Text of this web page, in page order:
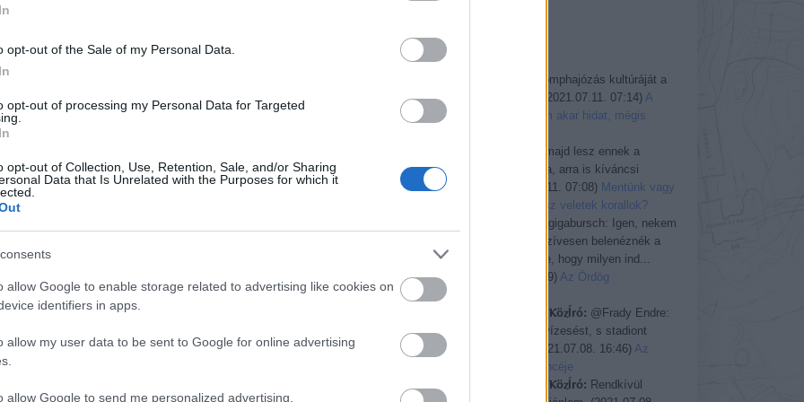
opt-out of the Sale of my Personal Data.
opt-out of processing my Personal Data for Targeted
opt-out of Collection, Use, Retention, Sale, and/or Sharing
Data that Is Unrelated with the Purposes for which it
allow Google to enable storage related to advertising like cookies on
identifiers in apps.
allow my user data to be sent to Google for online advertising
allow Google to send me personalized advertising.
TI MONDTÁTOK
A komphajózás kultúráját a
2021.07.11. 07:14) A
sziget, amely nem akar hidat, mégis
Ha majd lesz ennek a
cikknek folytatása, arra is kíváncsi
2021.07.11. 07:08) Mentünk vagy
pusztítunk: mi lesz veletek korallok?
@gigabursch: Igen, nekem
is felugrott ma. Szívesen belenéznék a
blog.hu endzsinbe, hogy milyen ind...
2021.07.08. 20:19) Az Ördög
ⲘⲁⲭѴⲁl ⲂⲓrⲥⲁⲘⲁⲛ ⲔöⲍÍró: @Frady Endre:
Zorbán ellopta a vízesést, s stadiont
2021.07.08. 16:46) Az
Ördög úszómedencéje
ⲘⲁⲭѴⲁl ⲂⲓrⲥⲁⲘⲁⲛ ⲔöⲍÍró: Rendkívül